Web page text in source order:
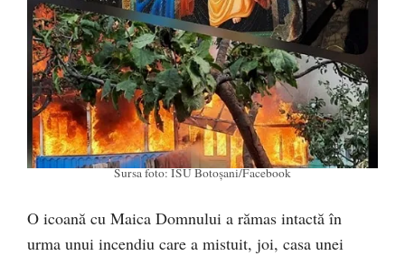
Sursa foto: ISU Botoșani/Facebook
O icoană cu Maica Domnului a rămas intactă în
urma unui incendiu care a mistuit, joi, casa unei